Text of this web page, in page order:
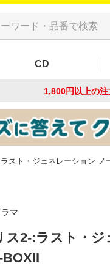
CD
1,800円以上の注
スト・ジェネレーション ノ
マ
ス2-:ラスト・
BOXII